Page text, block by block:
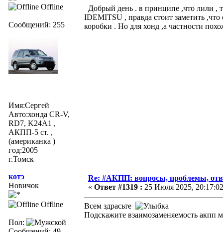
Offline
Сообщений: 255
Имя:Сергей
Авто:хонда CR-V,
RD7, K24A1 ,
АКПП-5 ст. ,
(американка )
год:2005
г.Томск
Добрый день . в принципе ,что лили ,
IDEMITSU , правда стоит заметить
коробки . Но для хонд ,а частности
котэ
Новичок
Offline
Пол:
Re: #АКПП: вопросы, проблемы,
« Ответ #1319 : 25 Июля 2025,
Всем здрасьте
Подскажите взаимозаменяемость акпп